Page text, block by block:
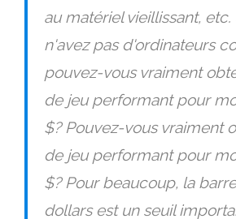
au matériel vieillissant, etc.
n'avez pas d'ordinateurs
pouvez-vous vraiment
de jeu performant pour
$? Pouvez-vous vraiment
de jeu performant pour
$? Pour beaucoup, la
dollars est un seuil